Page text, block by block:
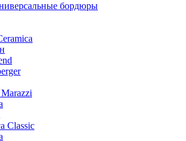
бордюры
Classic